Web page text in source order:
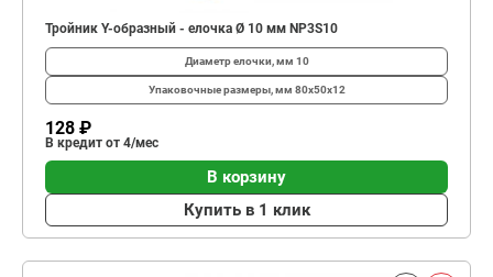
Тройник Y-образный - елочка Ø 10 мм NP3S10
Диаметр елочки, мм 10
Упаковочные размеры, мм 80x50x12
128 ₽
В кредит от 4/мес
В корзину
Купить в 1 клик